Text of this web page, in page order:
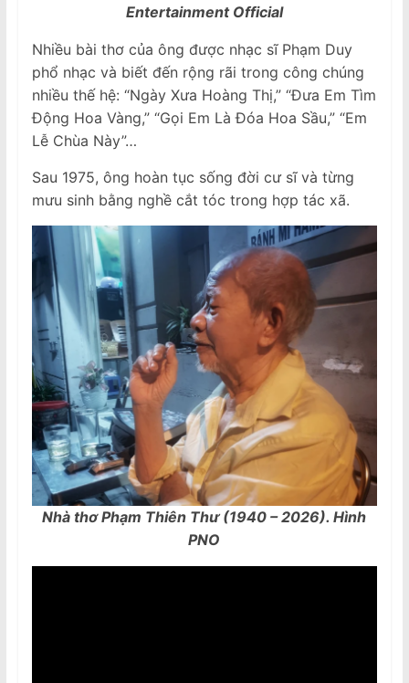
Entertainment Official
Nhiều bài thơ của ông được nhạc sĩ Phạm Duy
phổ nhạc và biết đến rộng rãi trong công chúng
nhiều thế hệ: “Ngày Xưa Hoàng Thị,” “Đưa Em Tìm
Động Hoa Vàng,” “Gọi Em Là Đóa Hoa Sầu,” “Em
Lễ Chùa Này”…
Sau 1975, ông hoàn tục sống đời cư sĩ và từng
mưu sinh bằng nghề cắt tóc trong hợp tác xã.
Nhà thơ Phạm Thiên Thư (1940 – 2026). Hình
PNO